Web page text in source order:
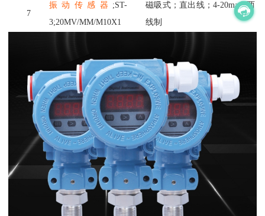
7
振动传感器 ;ST-
3;20MV/MM/M10X1
磁吸式；直出线； 4-20ma，两
线制